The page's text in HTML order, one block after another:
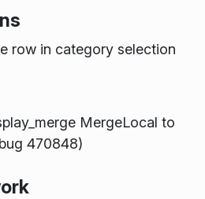
row in category selection
MergeLocal to
470848)